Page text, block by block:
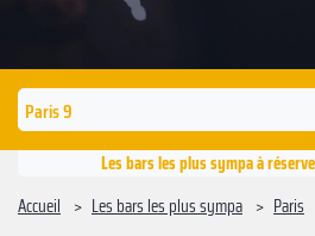
Les bars les plus sympa à
Accueil
Les bars les plus sympa Paris